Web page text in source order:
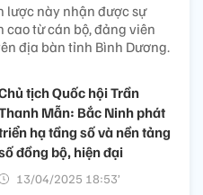
lược này nhận được sự
cao từ cán bộ, đảng viên
địa bàn tỉnh Bình Dương.
tịch Quốc hội Trần
Mẫn: Bắc Ninh phát
hạ tầng số và nền tảng
đồng bộ, hiện đại
13/04/2025 18:53’